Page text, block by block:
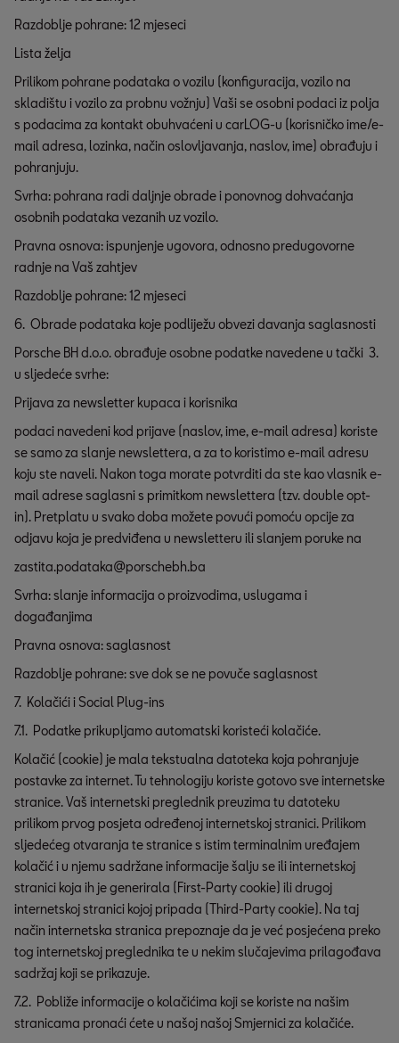
Razdoblje pohrane: 12 mjeseci
Lista želja
Prilikom pohrane podataka o vozilu (konfiguracija, vozilo na
skladištu i vozilo za probnu vožnju) Vaši se osobni podaci iz polja
s podacima za kontakt obuhvaćeni u carLOG-u (korisničko ime/e-
mail adresa, lozinka, način oslovljavanja, naslov, ime) obrađuju i
pohranjuju.
Svrha: pohrana radi daljnje obrade i ponovnog dohvaćanja
osobnih podataka vezanih uz vozilo.
Pravna osnova: ispunjenje ugovora, odnosno predugovorne
radnje na Vaš zahtjev
Razdoblje pohrane: 12 mjeseci
6. Obrade podataka koje podliježu obvezi davanja saglasnosti
Porsche BH d.o.o. obrađuje osobne podatke navedene u tački 3.
u sljedeće svrhe:
Prijava za newsletter kupaca i korisnika
podaci navedeni kod prijave (naslov, ime, e-mail adresa) koriste
se samo za slanje newslettera, a za to koristimo e-mail adresu
koju ste naveli. Nakon toga morate potvrditi da ste kao vlasnik e-
mail adrese saglasni s primitkom newslettera (tzv. double opt-
in). Pretplatu u svako doba možete povući pomoću opcije za
odjavu koja je predviđena u newsletteru ili slanjem poruke na
zastita.podataka@porschebh.ba
Svrha: slanje informacija o proizvodima, uslugama i
događanjima
Pravna osnova: saglasnost
Razdoblje pohrane: sve dok se ne povuče saglasnost
7. Kolačići i Social Plug-ins
7.1. Podatke prikupljamo automatski koristeći kolačiće.
Kolačić (cookie) je mala tekstualna datoteka koja pohranjuje
postavke za internet. Tu tehnologiju koriste gotovo sve internetske
stranice. Vaš internetski preglednik preuzima tu datoteku
prilikom prvog posjeta određenoj internetskoj stranici. Prilikom
sljedećeg otvaranja te stranice s istim terminalnim uređajem
kolačić i u njemu sadržane informacije šalju se ili internetskoj
stranici koja ih je generirala (First-Party cookie) ili drugoj
internetskoj stranici kojoj pripada (Third-Party cookie). Na taj
način internetska stranica prepoznaje da je već posjećena preko
tog internetskoj preglednika te u nekim slučajevima prilagođava
sadržaj koji se prikazuje.
7.2. Pobliže informacije o kolačićima koji se koriste na našim
stranicama pronaći ćete u našoj našoj Smjernici za kolačiće.